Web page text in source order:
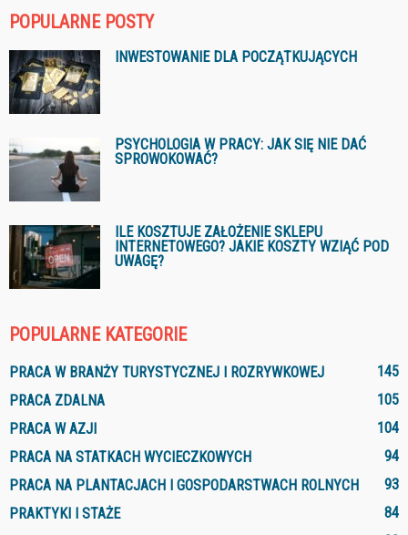
POPULARNE POSTY
INWESTOWANIE DLA POCZĄTKUJĄCYCH
PSYCHOLOGIA W PRACY: JAK SIĘ NIE DAĆ
SPROWOKOWAĆ?
ILE KOSZTUJE ZAŁOŻENIE SKLEPU
INTERNETOWEGO? JAKIE KOSZTY WZIĄĆ POD
UWAGĘ?
POPULARNE KATEGORIE
PRACA W BRANŻY TURYSTYCZNEJ I ROZRYWKOWEJ
145
PRACA ZDALNA
105
PRACA W AZJI
104
PRACA NA STATKACH WYCIECZKOWYCH
94
PRACA NA PLANTACJACH I GOSPODARSTWACH ROLNYCH
93
PRAKTYKI I STAŻE
84